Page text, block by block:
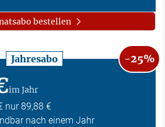
bestellen
Jahresabo -25%
im Jahr
nur 89,88 €
nach einem Jahr